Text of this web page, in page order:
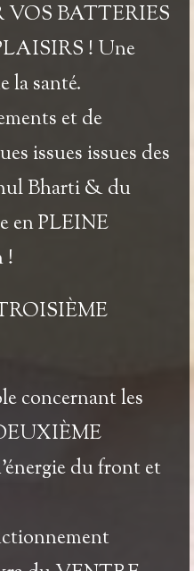
VOS BATTERIES
! Une
la santé.
et de
issues issues des
Bharti & du
en PLEINE
!
concernant les
du front et